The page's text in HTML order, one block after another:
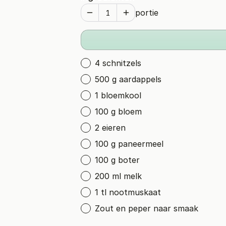
portie
4 schnitzels
500 g aardappels
1 bloemkool
100 g bloem
2 eieren
100 g paneermeel
100 g boter
200 ml melk
1 tl nootmuskaat
Zout en peper naar smaak